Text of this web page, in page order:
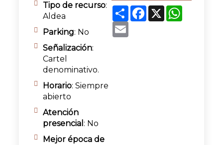
Tipo de recurso:
Aldea
Parking: No
Señalización:
Cartel
denominativo.
Horario: Siempre
abierto
Atención
presencial : No
Mejor época de
Share Facebook
X